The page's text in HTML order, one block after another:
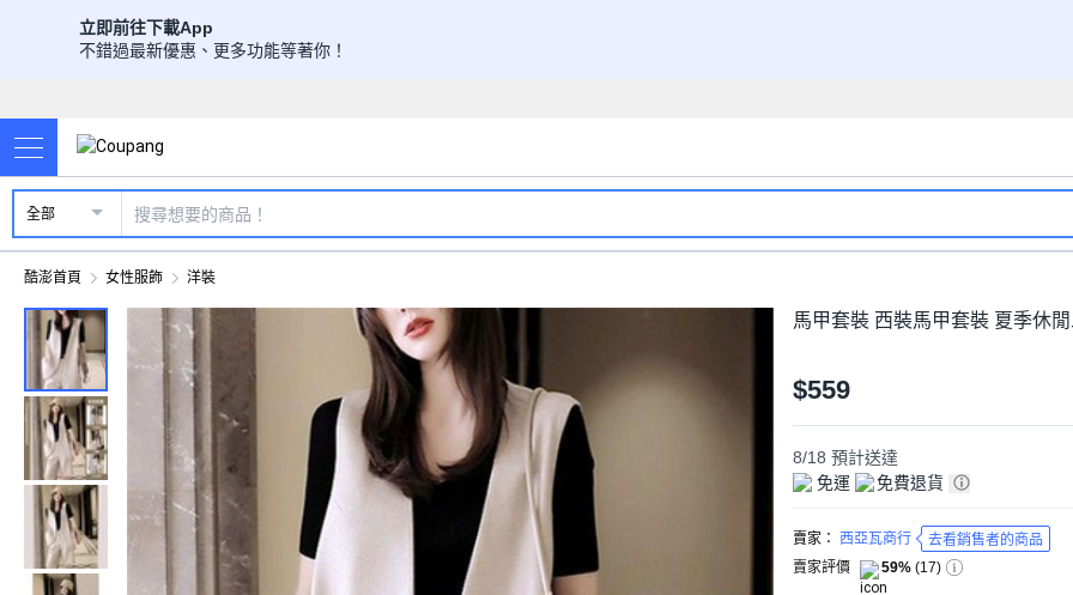
立即前往下載App
不錯過最新優惠、更多功能等著你！
全部
酷澎首頁 女性服飾 洋裝
馬甲套裝 西裝馬甲套裝 夏季休
$559
8/18 預計送達
免運
免費退貨
賣家： 西亞瓦商行
去看銷售者的商品
賣家評價
59% (17)